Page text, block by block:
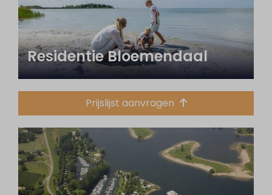
Residentie Bloemendaal
Prijslijst aanvragen